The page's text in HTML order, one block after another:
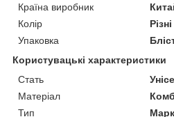
Країна виробник
Колір
Упаковка
Користувацькі характеристики
Стать
Матеріал
Тип